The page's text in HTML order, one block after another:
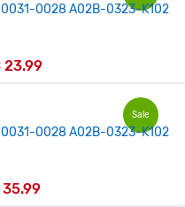
0028 A02B-0323-K102
23.99
Sale
0028 A02B-0323-K102